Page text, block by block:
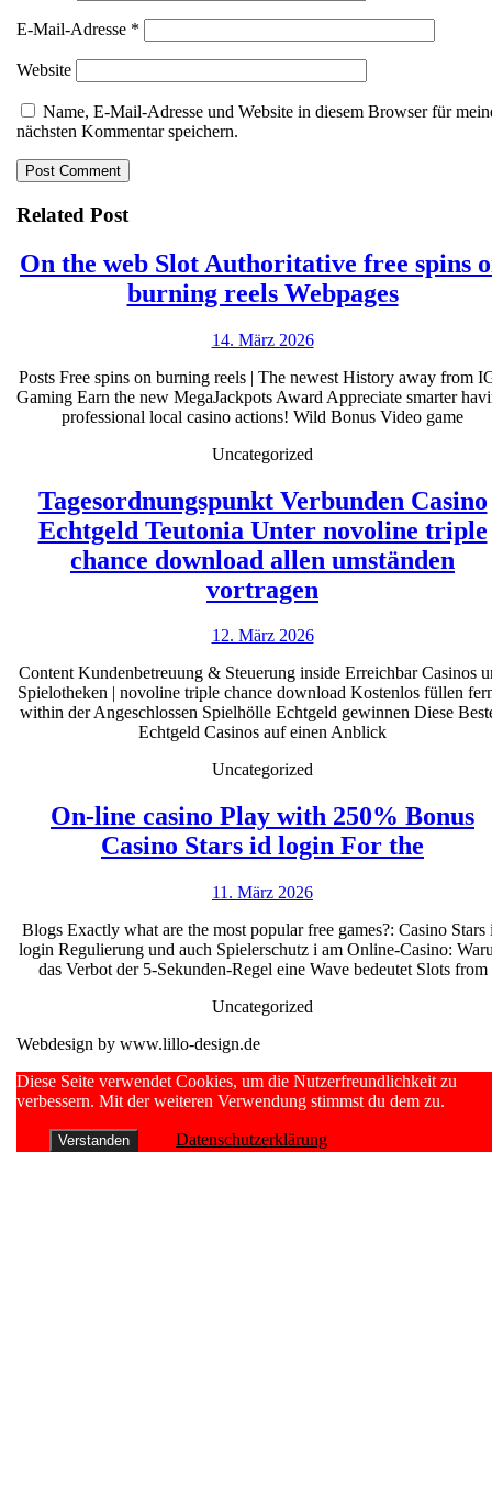
E-Mail-Adresse *
Website
Name, E-Mail-Adresse und Website in diesem Browser für
nächsten Kommentar speichern.
Related Post
On the web Slot Authoritative free spins
burning reels WebpagesOn
Slot
on
burning
reels
14. März 202614.
2026
Posts Free spins on burning reels | The newest History away from
Gaming Earn the new MegaJackpots Award Appreciate smarter
professional local casino actions! Wild Bonus Video game
Uncategorized
Tagesordnungspunkt Verbunden Casino
Echtgeld Teutonia Unter novoline triple
chance download allen umständen
vortragen
Echtgeld
Teutonia
Unter
chance
download
vortragen
12. März 202612.
2026
Content Kundenbetreuung & Steuerung inside Erreichbar Casinos
Spielotheken | novoline triple chance download Kostenlos füllen
within der Angeschlossen Spielhölle Echtgeld gewinnen Diese
Echtgeld Casinos auf einen Anblick
Uncategorized
On-line casino Play with 250% Bonus
Casino Stars id login For the
Play
with
Stars
id
11. März 202611.
2026
Blogs Exactly what are the most popular free games?: Casino Stars
login Regulierung und auch Spielerschutz i am Online-Casino:
das Verbot der 5-Sekunden-Regel eine Wave bedeutet Slots from
Uncategorized
Webdesign by www.lillo-design.de
Scroll
Up
Diese Seite verwendet Cookies, um die Nutzerfreundlichkeit zu
verbessern. Mit der weiteren Verwendung stimmst du dem zu.
Verstanden Datenschutzerklärung